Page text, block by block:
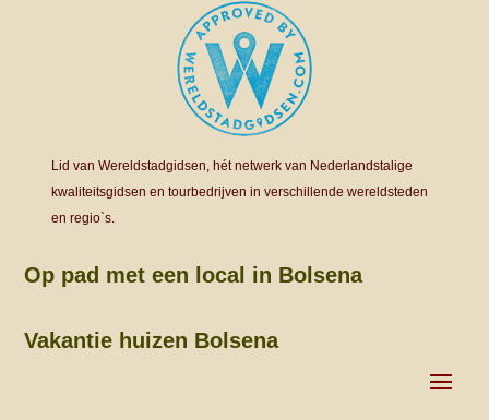
Lid van Wereldstadgidsen, hét netwerk van Nederlandstalige
kwaliteitsgidsen en tourbedrijven in verschillende wereldsteden
en regio`s.
Op pad met een local in Bolsena
Vakantie huizen Bolsena